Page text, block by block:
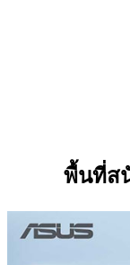
พื้นที่ส